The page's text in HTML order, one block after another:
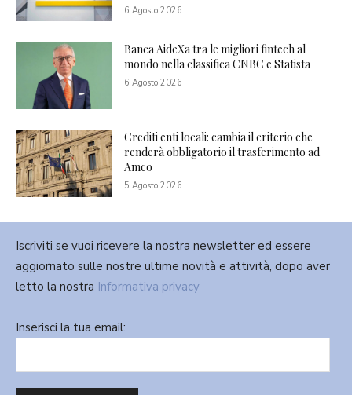
6 Agosto 2026
Banca AideXa tra le migliori fintech al
mondo nella classifica CNBC e Statista
6 Agosto 2026
Crediti enti locali: cambia il criterio che
renderà obbligatorio il trasferimento ad
Amco
5 Agosto 2026
Iscriviti se vuoi ricevere la nostra newsletter ed essere
aggiornato sulle nostre ultime novità e attività, dopo aver
letto la nostra Informativa privacy
Inserisci la tua email: